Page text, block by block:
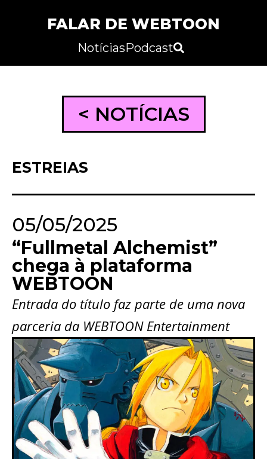
FALAR DE WEBTOON
NotíciasPodcast
< NOTÍCIAS
ESTREIAS
05/05/2025
“Fullmetal Alchemist”
chega à plataforma
WEBTOON
Entrada do título faz parte de uma nova
parceria da WEBTOON Entertainment